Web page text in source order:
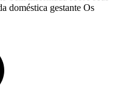
doméstica gestante Os